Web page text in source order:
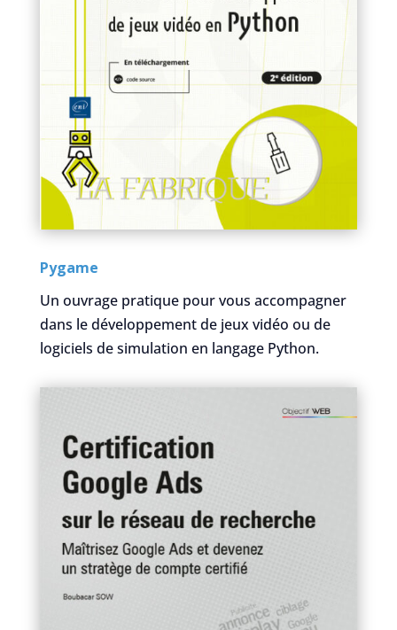
Pygame
Un ouvrage pratique pour vous accompagner
dans le développement de jeux vidéo ou de
logiciels de simulation en langage Python.